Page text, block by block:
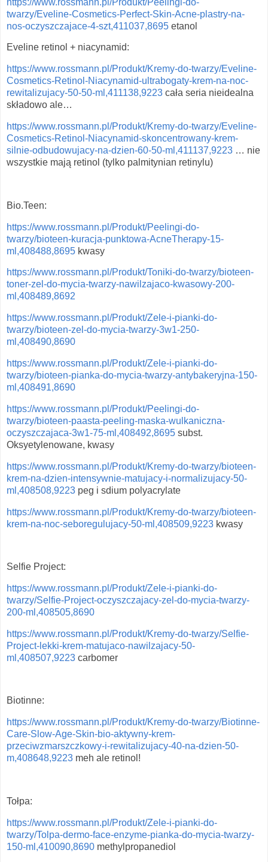
twarzy/Eveline-Cosmetics-Perfect-Skin-Acne-plastry-na-
nos-oczyszczajace-4-szt,411037,8695 etanol
Eveline retinol + niacynamid:
https://www.rossmann.pl/Produkt/Kremy-do-twarzy/Eveline-
Cosmetics-Retinol-Niacynamid-ultrabogaty-krem-na-noc-
rewitalizujacy-50-50-ml,411138,9223 cała seria nieidealna
składowo ale…
https://www.rossmann.pl/Produkt/Kremy-do-twarzy/Eveline-
Cosmetics-Retinol-Niacynamid-skoncentrowany-krem-
silnie-odbudowujacy-na-dzien-60-50-ml,411137,9223 … nie
wszystkie mają retinol (tylko palmitynian retinylu)
Bio.Teen:
https://www.rossmann.pl/Produkt/Peelingi-do-
twarzy/bioteen-kuracja-punktowa-AcneTherapy-15-
ml,408488,8695 kwasy
https://www.rossmann.pl/Produkt/Toniki-do-twarzy/bioteen-
toner-zel-do-mycia-twarzy-nawilzajaco-kwasowy-200-
ml,408489,8692
https://www.rossmann.pl/Produkt/Zele-i-pianki-do-
twarzy/bioteen-zel-do-mycia-twarzy-3w1-250-
ml,408490,8690
https://www.rossmann.pl/Produkt/Zele-i-pianki-do-
twarzy/bioteen-pianka-do-mycia-twarzy-antybakeryjna-150-
ml,408491,8690
https://www.rossmann.pl/Produkt/Peelingi-do-
twarzy/bioteen-paasta-peeling-maska-wulkaniczna-
oczyszczajaca-3w1-75-ml,408492,8695 subst.
Oksyetylenowane, kwasy
https://www.rossmann.pl/Produkt/Kremy-do-twarzy/bioteen-
krem-na-dzien-intensywnie-matujacy-i-normalizujacy-50-
ml,408508,9223 peg i sdium polyacrylate
https://www.rossmann.pl/Produkt/Kremy-do-twarzy/bioteen-
krem-na-noc-seboregulujacy-50-ml,408509,9223 kwasy
Selfie Project:
https://www.rossmann.pl/Produkt/Zele-i-pianki-do-
twarzy/Selfie-Project-oczyszczajacy-zel-do-mycia-twarzy-
200-ml,408505,8690
https://www.rossmann.pl/Produkt/Kremy-do-twarzy/Selfie-
Project-lekki-krem-matujaco-nawilzajacy-50-
ml,408507,9223 carbomer
Biotinne:
https://www.rossmann.pl/Produkt/Kremy-do-twarzy/Biotinne-
Care-Slow-Age-Skin-bio-aktywny-krem-
przeciwzmarszczkowy-i-rewitalizujacy-40-na-dzien-50-
m,408648,9223 meh ale retinol!
Tołpa:
https://www.rossmann.pl/Produkt/Zele-i-pianki-do-
twarzy/Tolpa-dermo-face-enzyme-pianka-do-mycia-twarzy-
150-ml,410090,8690 methylpropanediol